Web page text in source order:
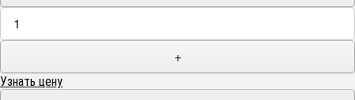
+
Узнать цену